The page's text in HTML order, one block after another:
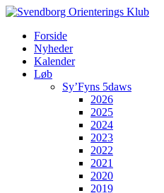
Forside
Nyheder
Kalender
Løb
Sy’Fyns 5daws
2026
2025
2024
2023
2022
2021
2020
2019